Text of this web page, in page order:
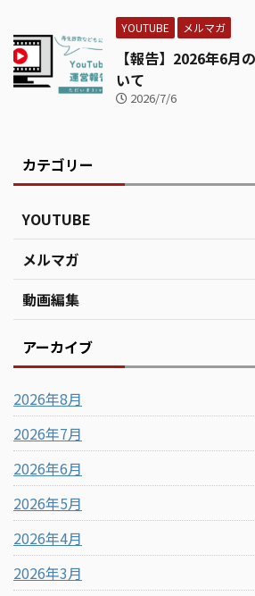
YOUTUBE メルマガ
【報告】2026年6月
いて
2026/7/6
カテゴリー
YOUTUBE
メルマガ
動画編集
アーカイブ
2026年8月
2026年7月
2026年6月
2026年5月
2026年4月
2026年3月